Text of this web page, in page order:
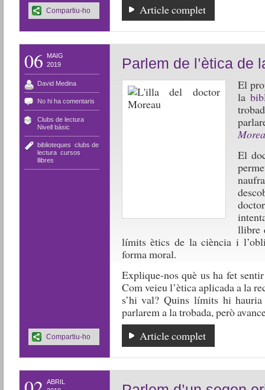
Article complet
Compartiu-ho
06
MAIG
2019
David Medina
No hi ha comentaris
Clubs de lectura,
Nivell bàsic
biblioteques clubs de
lectura, cursos
llibres
Parlem de l’ètica de
El
la
El
llibre
límits ètics de la ciència i
forma moral.
Explique-nos què us ha fet
Com veieu l’ètica aplicada a la
s’hi val? Quins límits hi
parlarem a la trobada, però
Article complet
Compartiu-ho
ABRIL